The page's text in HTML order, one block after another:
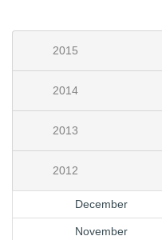
2015
2014
2013
2012
December
November